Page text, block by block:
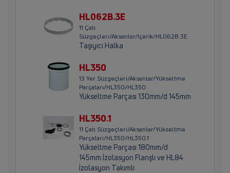
HL062B.3E
11 Çatı
Süzgeçleri/Aksanlar/Içerik/HL062B.3E
Taşıyıcı Halka
HL350
13 Yer Süzgeçleri/Aksanlar/Yükseltme
Parçaları/HL350/HL350
Yükseltme Parçası 130mm/d 145mm
HL350.1
11 Çatı Süzgeçleri/Aksanlar/Yükseltme
Parçaları/HL350/HL350.1
Yükseltme Parçası 180mm/d
145mm.İzolasyon Flanşlı ve HL84
İzolasyon Takımlı